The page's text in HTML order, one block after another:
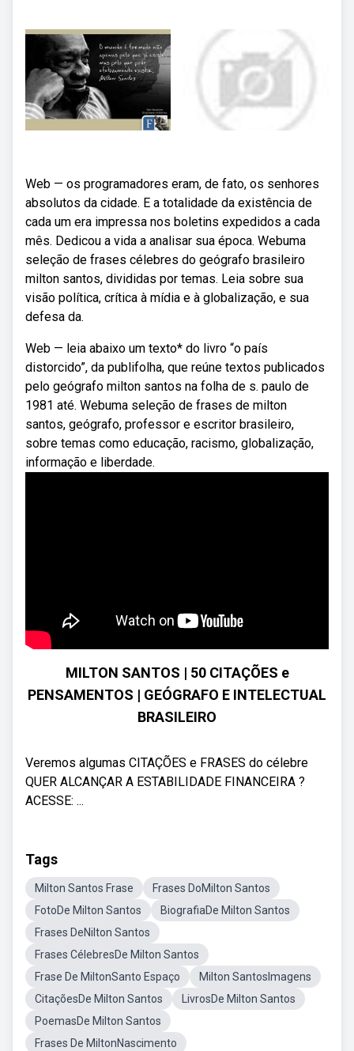
Web — os programadores eram, de fato, os senhores
absolutos da cidade. E a totalidade da existência de
cada um era impressa nos boletins expedidos a cada
mês. Dedicou a vida a analisar sua época. Webuma
seleção de frases célebres do geógrafo brasileiro
milton santos, divididas por temas. Leia sobre sua
visão política, crítica à mídia e à globalização, e sua
defesa da.
Web — leia abaixo um texto* do livro “o país
distorcido”, da publifolha, que reúne textos publicados
pelo geógrafo milton santos na folha de s. paulo de
1981 até. Webuma seleção de frases de milton
santos, geógrafo, professor e escritor brasileiro,
sobre temas como educação, racismo, globalização,
informação e liberdade.
MILTON SANTOS | 50 CITAÇÕES e
PENSAMENTOS | GEÓGRAFO E INTELECTUAL
BRASILEIRO
Veremos algumas CITAÇÕES e FRASES do célebre
QUER ALCANÇAR A ESTABILIDADE FINANCEIRA ?
ACESSE: ...
Tags
Milton Santos Frase
Frases DoMilton Santos
FotoDe Milton Santos
BiografiaDe Milton Santos
Frases DeNilton Santos
Frases CélebresDe Milton Santos
Frase De MiltonSanto Espaço
Milton SantosImagens
CitaçõesDe Milton Santos
LivrosDe Milton Santos
PoemasDe Milton Santos
Frases De MiltonNascimento